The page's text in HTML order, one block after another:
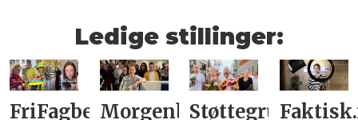
Ledige stillinger:
FriFagbevegelseMorgenbladetStøttegruppa